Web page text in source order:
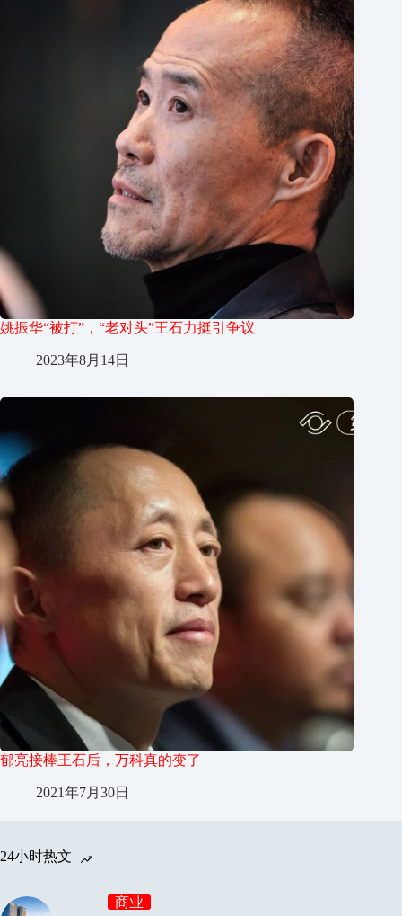
姚振华“被打”，“老对头”王石力挺引争议
2023年8月14日
郁亮接棒王石后，万科真的变了
2021年7月30日
24小时热文
商业